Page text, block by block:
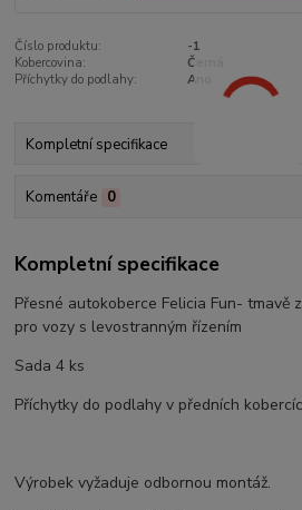
Číslo produktu:
-1
Kobercovina:
Černá
Příchytky do podlahy:
Ano
Kompletní specifikace
Komentáře 0
Kompletní specifikace
Přesné autokoberce Felicia Fun- tmavě
pro vozy s levostranným řízením
Sada 4 ks
Příchytky do podlahy v předních
Výrobek vyžaduje odbornou montáž.